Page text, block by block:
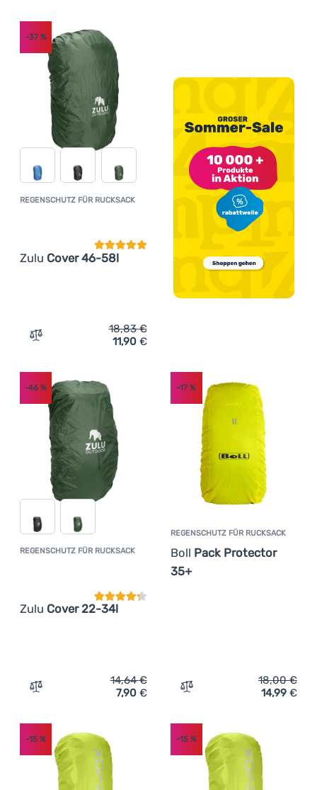
REGENSCHUTZ FÜR RUCKSACK
Zulu Cover 46-58l
Kundenbewertung
-37%
Zum Vergleich 'Regenschutz für Rucksack Zulu Cover
18,83€
11,90 €
REGENSCHUTZ FÜR RUCKSACK
Zulu Cover 22-34l
Kundenbewertung
-46 %
Zum Vergleich 'Regenschutz für Rucksack Zulu Cover
14,64€
7,90 €
REGENSCHUTZ FÜR RUCKSACK
Boll Pack Protector
35+
-17 %
Zum Vergleich
18,00€
14,99 €
-15 % -15%